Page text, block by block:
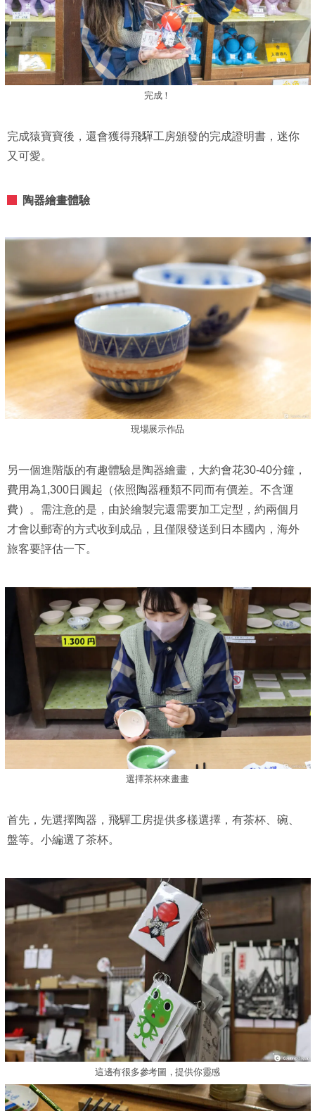
完成！
完成猿寶寶後，還會獲得飛驒工房頒發的完成證明書，迷你
又可愛。
陶器繪畫體驗
現場展示作品
另一個進階版的有趣體驗是陶器繪畫，大約會花30-40分鐘，
費用為1,300日圓起（依照陶器種類不同而有價差。不含運
費）。需注意的是，由於繪製完還需要加工定型，約兩個月
才會以郵寄的方式收到成品，且僅限發送到日本國內，海外
旅客要評估一下。
選擇茶杯來畫畫
首先，先選擇陶器，飛驒工房提供多樣選擇，有茶杯、碗、
盤等。小編選了茶杯。
這邊有很多參考圖，提供你靈感